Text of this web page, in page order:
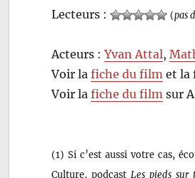
Lecteurs : (pas
Acteurs :Yvan Attal,
Voir lafiche du film et la
Voir lafiche du film sur
(1) Si c’est aussi votre cas,
Culture, podcast Les pieds sur